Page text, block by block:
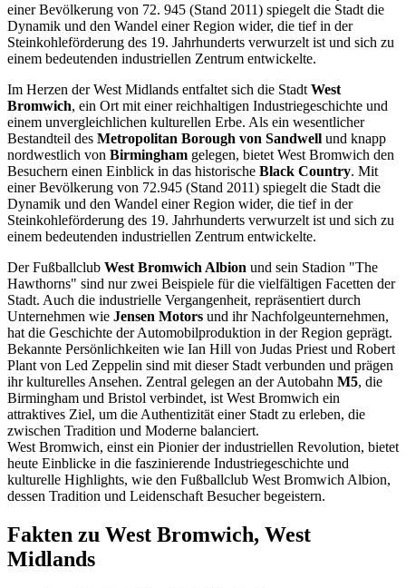
einer Bevölkerung von 72. 945 (Stand 2011) spiegelt die Stadt die
Dynamik und den Wandel einer Region wider, die tief in der
Steinkohleförderung des 19. Jahrhunderts verwurzelt ist und sich zu
einem bedeutenden industriellen Zentrum entwickelte.
Im Herzen der West Midlands entfaltet sich die Stadt West
Bromwich, ein Ort mit einer reichhaltigen Industriegeschichte und
einem unvergleichlichen kulturellen Erbe. Als ein wesentlicher
Bestandteil des Metropolitan Borough von Sandwell und knapp
nordwestlich von Birmingham gelegen, bietet West Bromwich den
Besuchern einen Einblick in das historische Black Country. Mit
einer Bevölkerung von 72.945 (Stand 2011) spiegelt die Stadt die
Dynamik und den Wandel einer Region wider, die tief in der
Steinkohleförderung des 19. Jahrhunderts verwurzelt ist und sich zu
einem bedeutenden industriellen Zentrum entwickelte.
Der Fußballclub West Bromwich Albion und sein Stadion "The
Hawthorns" sind nur zwei Beispiele für die vielfältigen Facetten der
Stadt. Auch die industrielle Vergangenheit, repräsentiert durch
Unternehmen wie Jensen Motors und ihr Nachfolgeunternehmen,
hat die Geschichte der Automobilproduktion in der Region geprägt.
Bekannte Persönlichkeiten wie Ian Hill von Judas Priest und Robert
Plant von Led Zeppelin sind mit dieser Stadt verbunden und prägen
ihr kulturelles Ansehen. Zentral gelegen an der Autobahn M5, die
Birmingham und Bristol verbindet, ist West Bromwich ein
attraktives Ziel, um die Authentizität einer Stadt zu erleben, die
zwischen Tradition und Moderne balanciert.
West Bromwich, einst ein Pionier der industriellen Revolution, bietet
heute Einblicke in die faszinierende Industriegeschichte und
kulturelle Highlights, wie den Fußballclub West Bromwich Albion,
dessen Tradition und Leidenschaft Besucher begeistern.
Fakten zu West Bromwich, West
Midlands